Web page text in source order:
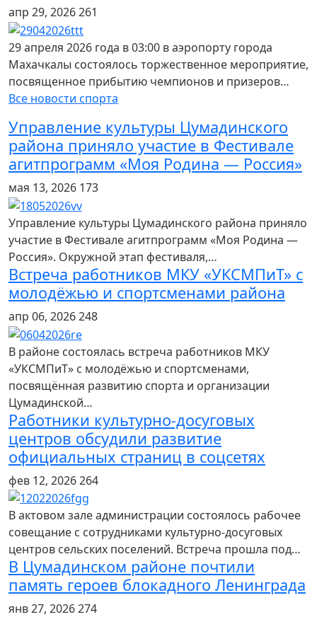
апр 29, 2026261
29 апреля 2026 года в 03:00 в аэропорту города
Махачкалы состоялось торжественное мероприятие,
посвященное прибытию чемпионов и призеров…
Все новости спорта
Управление культуры Цумадинского
района приняло участие в Фестивале
агитпрограмм «Моя Родина — Россия»
мая 13, 2026 173
Управление культуры Цумадинского района приняло
участие в Фестивале агитпрограмм «Моя Родина —
Россия». Окружной этап фестиваля,…
Встреча работников МКУ «УКСМПиТ» с
молодёжью и спортсменами района
апр 06, 2026248
В районе состоялась встреча работников МКУ
«УКСМПиТ» с молодёжью и спортсменами,
посвящённая развитию спорта и организации
Цумадинской…
Работники культурно-досуговых
центров обсудили развитие
официальных страниц в соцсетях
фев 12, 2026264
В актовом зале администрации состоялось рабочее
совещание с сотрудниками культурно-досуговых
центров сельских поселений. Встреча прошла под…
В Цумадинском районе почтили
память героев блокадного Ленинграда
янв 27, 2026274